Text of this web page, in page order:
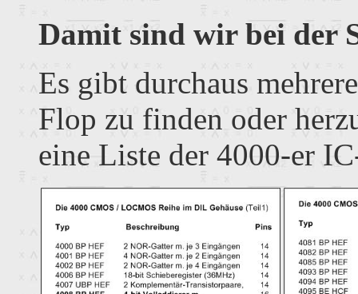
Damit sind wir bei der
Es gibt durchaus
Flop zu finden oder
eine Liste der 4000-er